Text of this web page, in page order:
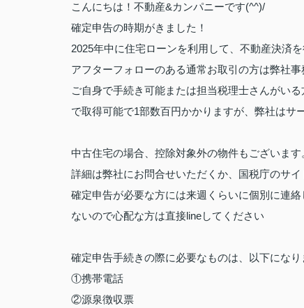
こんにちは！不動産&カンパニーです(^^)/
確定申告の時期がきました！
2025年中に住宅ローンを利用して、不動産決済
アフターフォローのある通常お取引の方は弊社
ご自身で手続き可能または担当税理士さんがい
で取得可能で1部数百円かかりますが、弊社はサ
中古住宅の場合、控除対象外の物件もございます
詳細は弊社にお問合せいただくか、国税庁のサイ
確定申告が必要な方には来週くらいに個別に連
ないので心配な方は直接lineしてください
確定申告手続きの際に必要なものは、以下にな
①携帯電話
②源泉徴収票